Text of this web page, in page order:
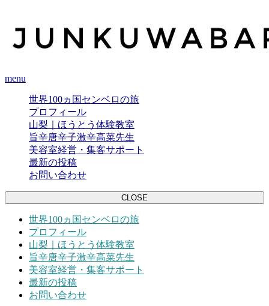
menu
世界100ヵ国センベロの旅
プロフィール
山梨｜ほうとう体験教室
旨辛唐辛子激辛高菜先生
美容室経営・集客サポート
最新の投稿
お問い合わせ
CLOSE
世界100ヵ国センベロの旅
プロフィール
山梨｜ほうとう体験教室
旨辛唐辛子激辛高菜先生
美容室経営・集客サポート
最新の投稿
お問い合わせ